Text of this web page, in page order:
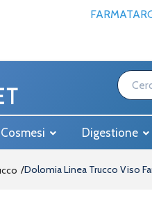
Cosmesi Digestione
Dolomia Linea Trucco Viso